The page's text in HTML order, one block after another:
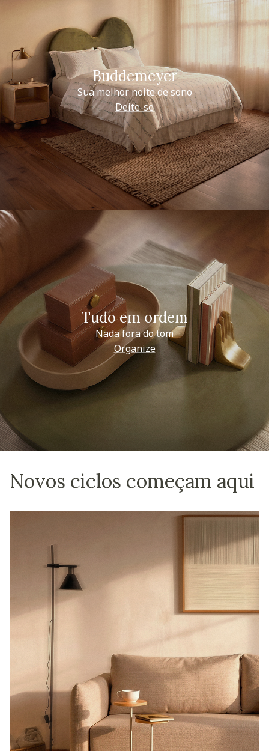
Buddemeyer
Sua melhor noite de sono
Deite-se
Tudo em ordem
Nada fora do tom
Organize
Novos ciclos começam aqui